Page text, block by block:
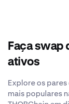
Faça swap
ativos
Explore os
mais populares